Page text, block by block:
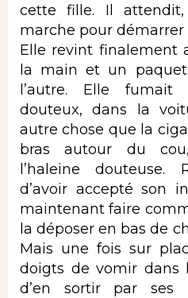
cette fille. Il
marche pour
Elle revint finalement
la main et un
l’autre. Elle
douteux, dans la
autre chose que la
bras autour du
l’haleine
d’avoir accepté son
maintenant faire
la déposer en bas de
Mais une fois sur
doigts de vomir dans
d’en sortir par ses